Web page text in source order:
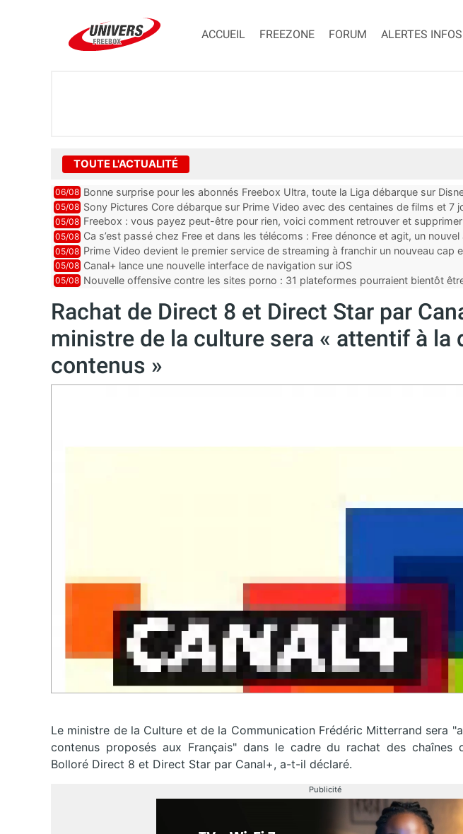
ACCUEIL FREEZONE FORUM ALERTES INFOS
TOUTE L'ACTUALITÉ
06/08 Bonne surprise pour les abonnés Freebox Ultra, toute la Liga débarque sur
inclus
05/08 Sony Pictures Core débarque sur Prime Video avec des centaines de films et 7
05/08 Freebox : vous payez peut-être pour rien, voici comment retrouver et
abonnements TV oubliés
05/08 Ca s’est passé chez Free et dans les télécoms : Free dénonce et agit, un nouvel
pointe le bout de...
05/08 Prime Video devient le premier service de streaming à franchir un nouveau cap
ce lancement
05/08 Canal+ lance une nouvelle interface de navigation sur iOS
05/08 Nouvelle offensive contre les sites porno : 31 plateformes pourraient bientôt
Rachat de Direct 8 et Direct Star par
ministre de la culture sera « attentif à la
contenus »
Le ministre de la Culture et de la Communication Frédéric Mitterrand sera
contenus proposés aux Français" dans le cadre du rachat des chaînes
Bolloré Direct 8 et Direct Star par Canal+, a-t-il déclaré.
Publicité